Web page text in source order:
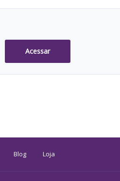
Acessar
Blog Loja